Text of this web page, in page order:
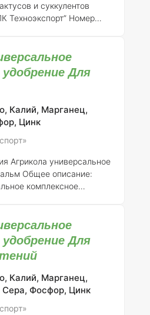
и суккулентов
Техноэкспорт” Номер
№ 718) ####
для кактусов и
собой
разработанную
роста и
видов кактусов и
помогает
и п
Для
Калий, Марганец,
Цинк
Агрикола универсальное
Общее описание:
комплексное
оптимального
растений. Это
сбалансированный набор
необходимых для
растений в условиях
грунта.Регистрант:
Номер регистрации:
выданного сви
Для
Калий, Марганец,
Фосфор, Цинк